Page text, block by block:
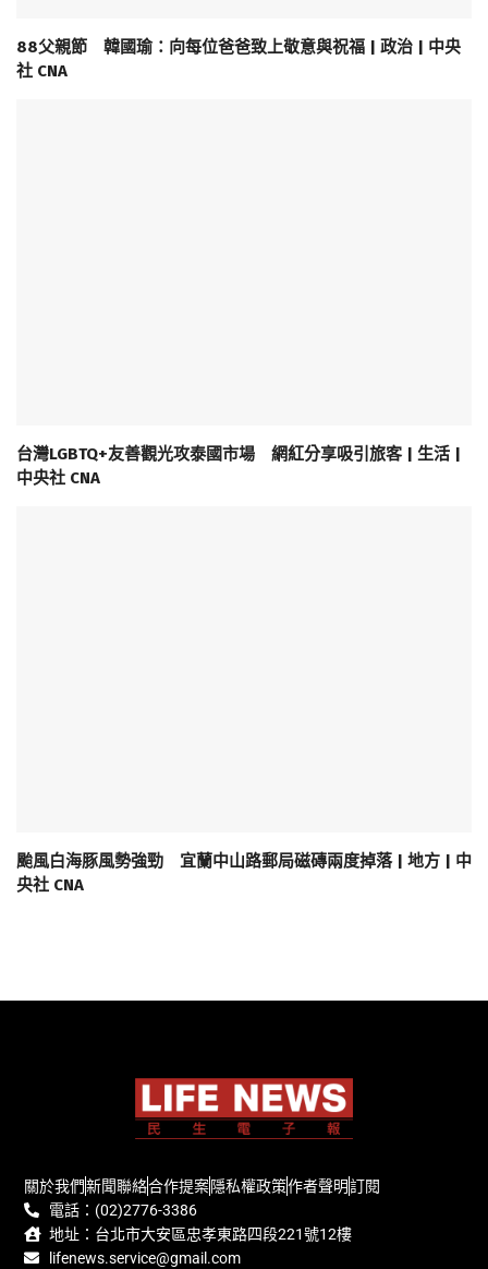
88父親節 韓國瑜：向每位爸爸致上敬意與祝福 | 政治 | 中央
社 CNA
台灣LGBTQ+友善觀光攻泰國市場 網紅分享吸引旅客 | 生活 |
中央社 CNA
颱風白海豚風勢強勁 宜蘭中山路郵局磁磚兩度掉落 | 地方 | 中
央社 CNA
關於我們新聞聯絡合作提案隱私權政策作者聲明訂閱
電話：(02)2776-3386
地址：台北市大安區忠孝東路四段221號12樓
lifenews.service@gmail.com